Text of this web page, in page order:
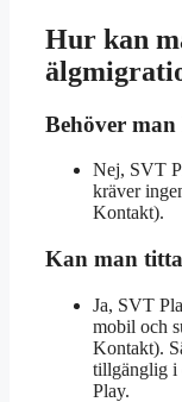
Hur kan
Behöver
Nej, SVT
kräver
Kontakt).
Kan man
Ja, SVT
mobil och
Kontakt).
tillgänglig i
Play.